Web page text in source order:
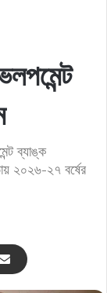
ব্যাঙ্ক
২০২৬-২৭ বর্ষের